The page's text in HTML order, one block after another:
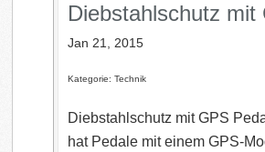
Diebstahlschutz
Jan 21, 2015
Kategorie: Technik
Diebstahlschutz mit GPS
hat Pedale mit einem GPS-